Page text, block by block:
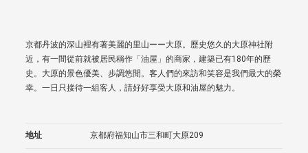
京都丹波的深山裡有著美麗的里山ーー大原。歷史悠久的大原神社附
近，有一間從前就被居民稱作「油屋」的商家，建築已有180年的歷
史。大原的景色優美、步調悠閒。客人們的來訪和笑容是我們最大的榮
幸。一日只接待一組客人，請好好享受大原和油屋的魅力。
地址 京都府福知山市三和町大原209